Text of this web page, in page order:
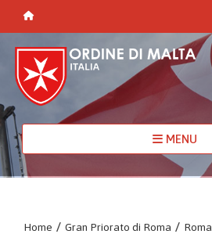
MENU
Home / Gran Priorato di Roma / Roma